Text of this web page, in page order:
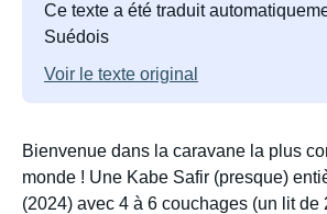
Ce texte a été traduit
Suédois
Voir le texte original
Bienvenue dans la caravane la plus
monde ! Une Kabe Safir (presque)
(2024) avec 4 à 6 couchages (un lit de